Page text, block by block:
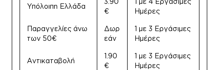
Υπόλοιπη Ελλάδα
€
Ημέρες
Παραγγελίες άνω
των 50€
Δωρ
εάν
1 με 3 Εργάσιμες
Ημέρες
Αντικαταβολή
1.90
€
1 με 3 Εργάσιμες
Ημέρες